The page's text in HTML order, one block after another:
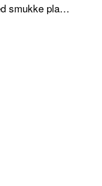
Skab en frodig udendørs oase med smukke plantekrukker og elegante espalier